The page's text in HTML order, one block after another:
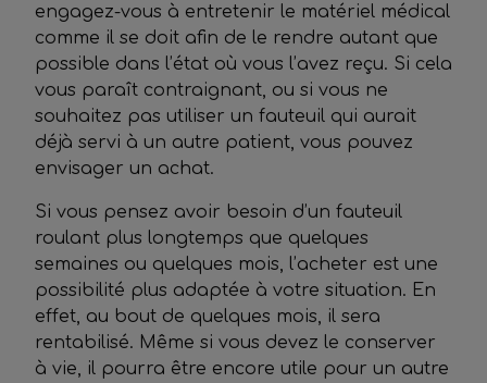
engagez-vous à entretenir le matériel médical
comme il se doit afin de le rendre autant que
possible dans l’état où vous l’avez reçu. Si cela
vous paraît contraignant, ou si vous ne
souhaitez pas utiliser un fauteuil qui aurait
déjà servi à un autre patient, vous pouvez
envisager un achat.
Si vous pensez avoir besoin d’un fauteuil
roulant plus longtemps que quelques
semaines ou quelques mois, l’acheter est une
possibilité plus adaptée à votre situation. En
effet, au bout de quelques mois, il sera
rentabilisé. Même si vous devez le conserver
à vie, il pourra être encore utile pour un autre